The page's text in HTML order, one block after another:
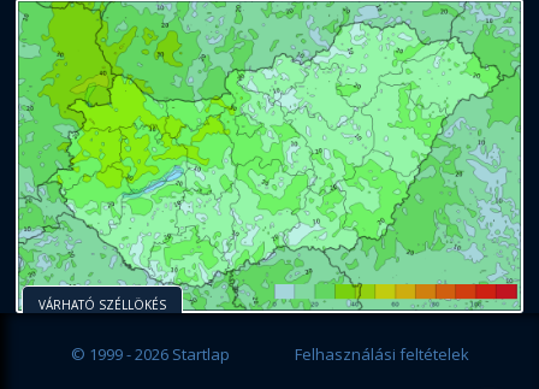
VÁRHATÓ SZÉLLÖKÉS
© 1999 - 2026 Startlap Felhasználási feltételek